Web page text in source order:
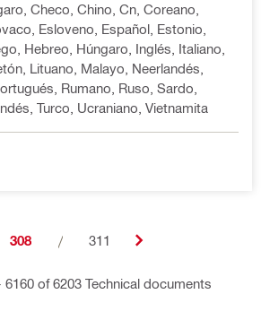
Checo, Chino, Cn, Coreano,
Esloveno, Español, Estonio,
Hebreo, Húngaro, Inglés, Italiano,
Lituano, Malayo, Neerlandés,
Rumano, Ruso, Sardo,
Turco, Ucraniano, Vietnamita
308 / 311
of 6203 Technical documents